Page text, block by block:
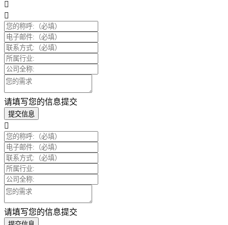
请填写您的信息提交
提交信息
请填写您的信息提交